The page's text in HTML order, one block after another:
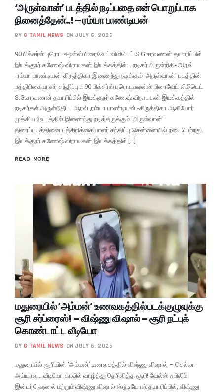
‘அருள்வான்’ படத்தில் நடிப்பதை என் பொறுப்பாக
நினைத்தேன்..! – ரம்யா பாண்டியன்
BY G TAMIL NEWS ON JULY 6, 2026
90 பிக்சர்ஸ் புரொடக்ஷன்ஸ் பிரைவேட் லிமிடெட் S.G.சரவணன் தயாரிப்பில்
இயக்குநர் கணேஷ் விநாயகன் இயக்கத்தில்… நடிகர் அருள்நிதி- ஆரவ்
-ரம்யா பாண்டியன்-கிருத்திகா இணைந்து நடிக்கும் ‘அருள்வான்’ படத்தின்
பத்திரிகையாளர் சந்திப்பு..! 90 பிக்சர்ஸ் புரொடக்ஷன்ஸ் பிரைவேட் லிமிடெட்
S.G.சரவணன் தயாரிப்பில் இயக்குநர் கணேஷ் விநாயகன் இயக்கத்தில்
நடிகர்கள் அருள்நிதி – ஆரவ் ,ரம்யா பாண்டியன் -கிருத்திகா ஆகியோர்
முக்கிய வேடத்தில் இணைந்து நடித்திருக்கும் ‘அருள்வான்’
திரைப்படத்தினை பத்திரிக்கையாளர் சந்திப்பு சென்னையில் நடைபெற்றது.
இயக்குநர் கணேஷ் விநாயகன் இயக்கத்தில் […]
READ MORE
மதுரையில் ‘அம்மன்’ உணவகத்தில் படக்குழுவுக்கு
சூரி சர்ப்ரைஸ்! – விஷ்ணு விஷால் – சூரி நட்புக்
கொண்டாட்ட வீடியோ
BY G TAMIL NEWS ON JULY 6, 2026
மதுரையில் சூரியின் ‘அம்மன்’ உணவகத்தில் விஷ்ணு விஷால் – செல்லா
அய்யாவு… வீடியோ காலில் வாழ்த்து தெரிவித்த சூரி! வேல்ஸ் ஃபிலிம்
இன்டர்நேஷனல் மற்றும் விஷ்ணு விஷால் ஸ்டூடியோஸ் தயாரிப்பில், விஷ்ணு